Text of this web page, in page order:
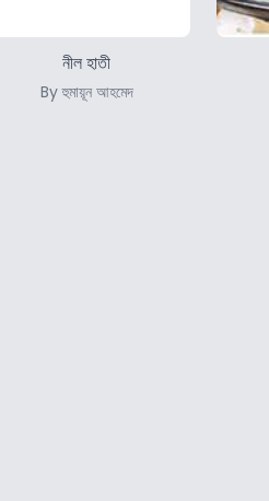
নীল হাতী
By হুমায়ূন আহমেদ